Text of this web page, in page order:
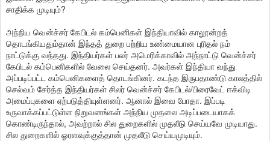
சாதிக்க முடியும்?
அந்நிய வென்ச்சர் கேபிடல் கம்பெனிகள் இந்தியாவில் காலூன்றத்
தொடங்கியதும்தான் இந்தத் துறை பற்றிய உண்மையான புரிதல் நம்
நாட்டுக்கு வந்தது. இந்தியர்கள் பலர் அமெரிக்காவில் அந்நாட்டு வென்ச்சர்
கேபிடல் கம்பெனிகளில் வேலை செய்தனர். அவர்கள் இந்தியா வந்து
அப்படிப்பட்ட கம்பெனிகளைத் தொடங்கினர். கடந்த இருபதாண்டு காலத்தில்
செல்வம் சேர்த்த இந்தியர்கள் சிலர் வென்ச்சர் கேபிடல்/பிரைவேட் ஈக்விடி
அமைப்புகளை ஏற்படுத்தியுள்ளனர். ஆனால் இவை போதா. இப்படி
உருவாக்கப்பட்டுள்ள நிறுவனங்கள் அந்நிய முதலை அடிப்படையாகக்
கொண்டிருந்தால், அவற்றால் சில துறைகளில் முதலீடு செய்யவே முடியாது.
சில துறைகளில் ஓரளவுக்குத்தான் முதலீடு செய்யமுடியும்.